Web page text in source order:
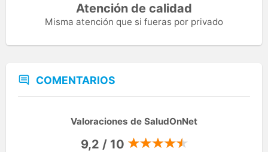
Atención de calidad
Misma atención que si fueras por privado
COMENTARIOS
Valoraciones de SaludOnNet
9,2 / 10